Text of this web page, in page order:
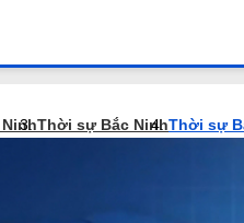
Thời sự Bắc NinhThời sự